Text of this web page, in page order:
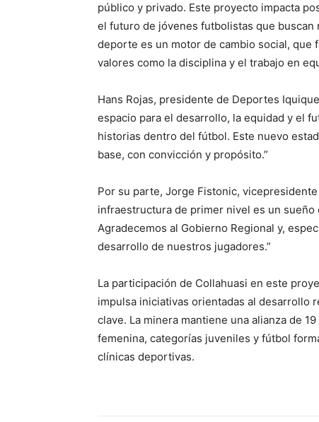
público y privado. Este proyecto impacta
el futuro de jóvenes futbolistas que
deporte es un motor de cambio social, que
valores como la disciplina y el trabajo en
Hans Rojas, presidente de Deportes
espacio para el desarrollo, la equidad y el
historias dentro del fútbol. Este nuevo
base, con convicción y propósito.”
Por su parte, Jorge Fistonic,
infraestructura de primer nivel es un
Agradecemos al Gobierno Regional y,
desarrollo de nuestros jugadores.”
La participación de Collahuasi en este
impulsa iniciativas orientadas al desarrollo
clave. La minera mantiene una alianza de
femenina, categorías juveniles y fútbol
clínicas deportivas.